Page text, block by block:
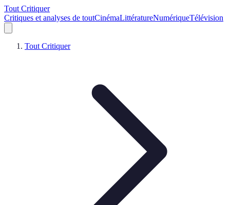
Tout Critiquer
Critiques et analyses de toutCinémaLittératureNumériqueTélévision
Tout Critiquer